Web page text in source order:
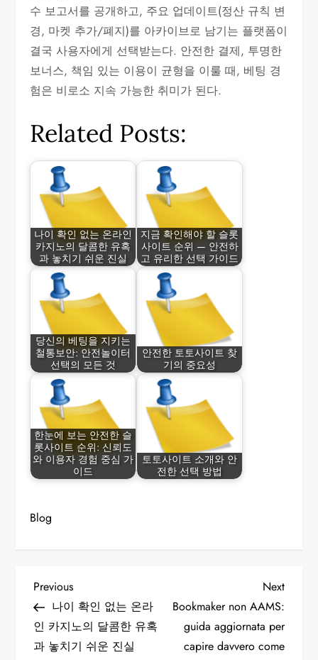
수 보고서를 공개하고, 주요 업데이트(정산 규칙 변
경, 마켓 추가/폐지)를 아카이브로 남기는 플랫폼이
결국 사용자에게 선택받는다. 안전한 결제, 투명한
보너스, 책임 있는 이용이 균형을 이룰 때, 베팅 경
험은 비로소 지속 가능한 취미가 된다.
Related Posts:
나이 확인 없는 온라인
카지노의 달콤한 유혹
과 놓치기 쉬운 진실
지금 확인해야 할 슬롯
사이트 순위 — 안전하
고 유리한 선택 가이드
당신의 베팅을 지키는
철통보안: 안전놀이터
선택의 모든 것
안전한 토토사이트 찾
기의 중요성
한눈에 보는 안전한 슬
롯사이트 순위: 신뢰도
와 이용자 경험 중심 가
이드
토토사이트 소개와 안
전한 선택 방법
Blog
P
o
Previous
Post
Previous
나이 확인 없는 온라
인 카지노의 달콤한 유혹
과 놓치기 쉬운 진실
Next
Post
Next
Bookmaker non AAMS:
guida aggiornata per
capire davvero come